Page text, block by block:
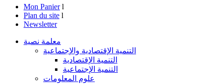
Mon Panier l
Plan du site l
Newsletter
معلمة نصية
التنمية الإقتصادية والإجتماعية
التنمية الإقتصادية
التنمية الإجتماعية
علوم المعلومات